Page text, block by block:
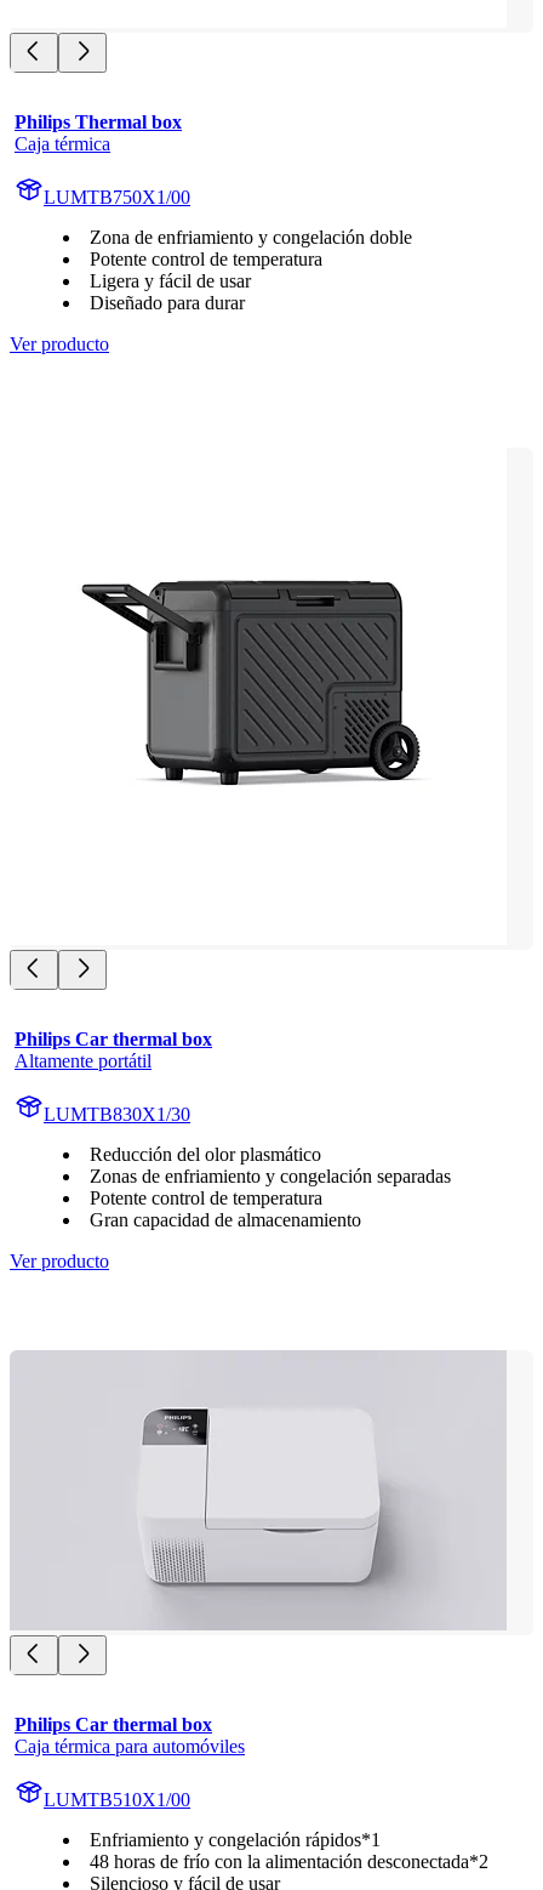
Philips Thermal box
Caja térmica
LUMTB750X1/00
Zona de enfriamiento y congelación doble
Potente control de temperatura
Ligera y fácil de usar
Diseñado para durar
Ver producto
Philips Car thermal box
Altamente portátil
LUMTB830X1/30
Reducción del olor plasmático
Zonas de enfriamiento y congelación separadas
Potente control de temperatura
Gran capacidad de almacenamiento
Ver producto
Philips Car thermal box
Caja térmica para automóviles
LUMTB510X1/00
Enfriamiento y congelación rápidos*1
48 horas de frío con la alimentación desconectada*2
Silencioso y fácil de usar